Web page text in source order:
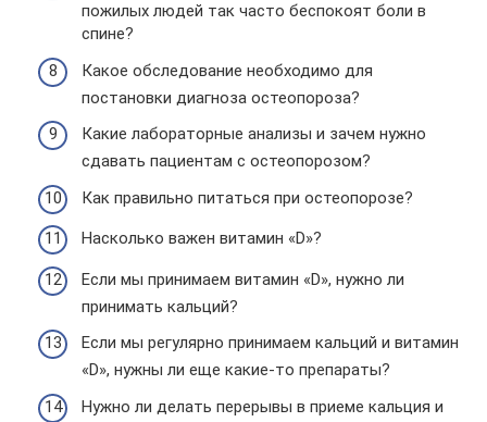
пожилых людей так часто беспокоят боли в
спине?
Какое обследование необходимо для
постановки диагноза остеопороза?
Какие лабораторные анализы и зачем нужно
сдавать пациентам с остеопорозом?
Как правильно питаться при остеопорозе?
Насколько важен витамин «D»?
Если мы принимаем витамин «D», нужно ли
принимать кальций?
Если мы регулярно принимаем кальций и витамин
«D», нужны ли еще какие-то препараты?
Нужно ли делать перерывы в приеме кальция и